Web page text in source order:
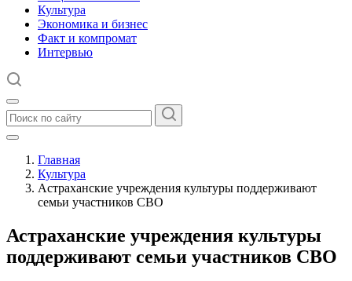
Культура
Экономика и бизнес
Факт и компромат
Интервью
Главная
Культура
Астраханские учреждения культуры поддерживают
семьи участников СВО
Астраханские учреждения культуры
поддерживают семьи участников СВО